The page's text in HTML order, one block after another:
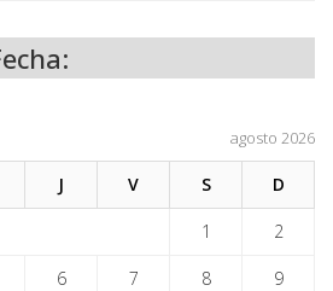
agosto 2026
J V S D
1 2
6 7 8 9